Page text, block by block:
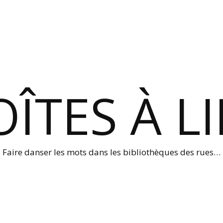
À
Faire danser les mots dans les bibliothèques des rues…